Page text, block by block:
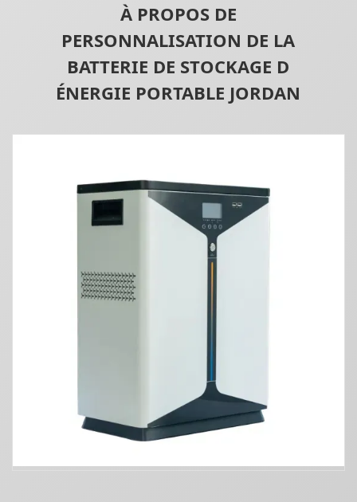
À PROPOS DE
PERSONNALISATION DE LA
BATTERIE DE STOCKAGE D
ÉNERGIE PORTABLE JORDAN